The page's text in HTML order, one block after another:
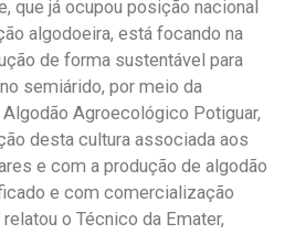
que já ocupou posição nacional
algodoeira, está focando na
de forma sustentável para
semiárido, por meio da
Agroecológico Potiguar,
desta cultura associada aos
e com a produção de algodão
e com comercialização
o Técnico da Emater,